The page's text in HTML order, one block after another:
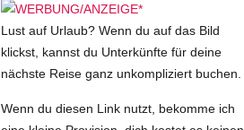
Lust auf Urlaub? Wenn du auf das Bild
klickst, kannst du Unterkünfte für deine
nächste Reise ganz unkompliziert buchen.
Wenn du diesen Link nutzt, bekomme ich